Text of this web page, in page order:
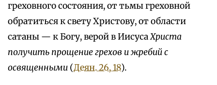
греховного состояния, от тьмы греховной
обратиться к свету Христову, от области
сатаны — к Богу, верой в ИисусаХриста
получить прощение грехов и жребий с
освященными (Деян. 26, 18).